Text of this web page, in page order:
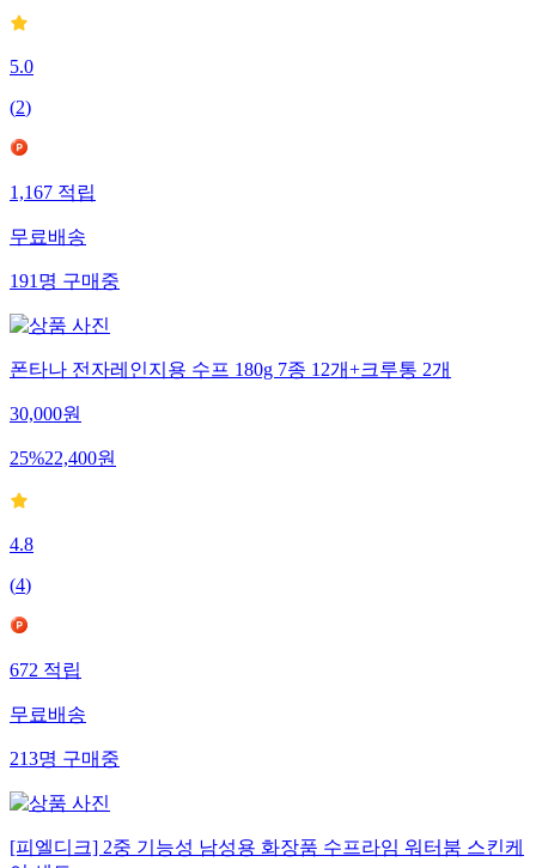
5.0
(2)
1,167적립
무료배송
191명구매중
폰타나 전자레인지용 수프 180g 7종 12개+크루통 2개
30,000원
25%22,400원
4.8
(4)
672적립
무료배송
213명구매중
[피엘디크] 2중 기능성 남성용 화장품 수프라임 워터붐 스킨케